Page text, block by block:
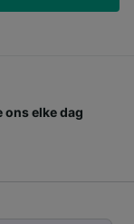
ons elke dag